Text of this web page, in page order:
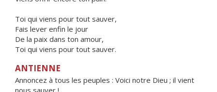
Toi qui viens pour tout sauver,
Fais lever enfin le jour
De la paix dans ton amour,
Toi qui viens pour tout sauver.
ANTIENNE
Annoncez à tous les peuples : Voici notre Dieu ; il vient
nous sauver !